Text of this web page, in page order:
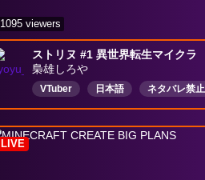
ストリヌ #1 異世界転生マイクラ
梟雄しろや
VTuber 日本語
ネタバレ禁止
ネタバレ注意
のりプロ
雑談
ストグラ
1095 viewers
LIVE